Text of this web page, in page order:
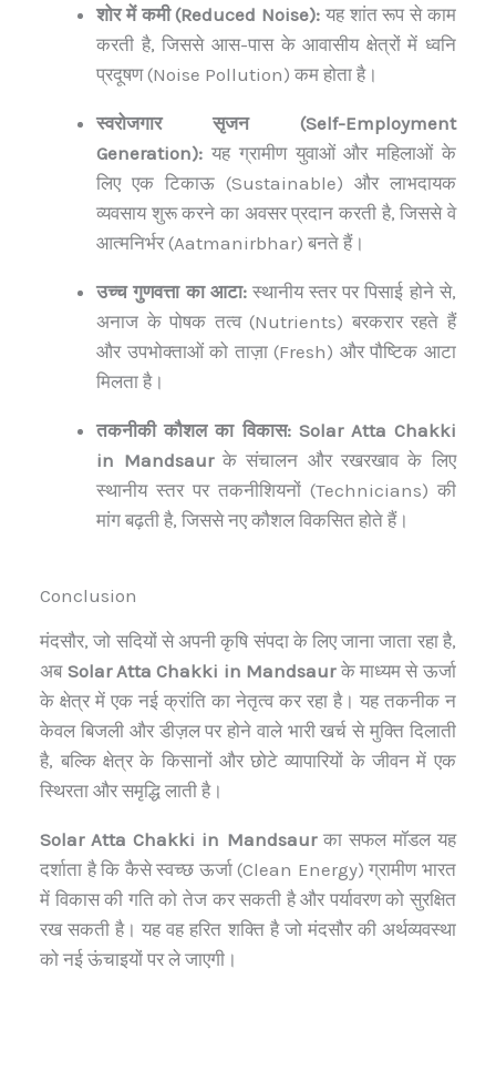
शोर में कमी (Reduced Noise): यह शांत रूप से काम
करती है, जिससे आस-पास के आवासीय क्षेत्रों में ध्वनि
प्रदूषण (Noise Pollution) कम होता है।
स्वरोजगार सृजन (Self-Employment
Generation): यह ग्रामीण युवाओं और महिलाओं के
लिए एक टिकाऊ (Sustainable) और लाभदायक
व्यवसाय शुरू करने का अवसर प्रदान करती है, जिससे वे
आत्मनिर्भर (Aatmanirbhar) बनते हैं।
उच्च गुणवत्ता का आटा:स्थानीय स्तर पर पिसाई होने से,
अनाज के पोषक तत्व (Nutrients) बरकरार रहते हैं
और उपभोक्ताओं को ताज़ा (Fresh) और पौष्टिक आटा
मिलता है।
तकनीकी कौशल का विकास: Solar Atta Chakki
in Mandsaurके संचालन और रखरखाव के लिए
स्थानीय स्तर पर तकनीशियनों (Technicians) की
मांग बढ़ती है, जिससे नए कौशल विकसित होते हैं।
Conclusion
मंदसौर, जो सदियों से अपनी कृषि संपदा के लिए जाना जाता रहा है,
अब Solar Atta Chakki in Mandsaurके माध्यम से ऊर्जा
के क्षेत्र में एक नई क्रांति का नेतृत्व कर रहा है। यह तकनीक न
केवल बिजली और डीज़ल पर होने वाले भारी खर्च से मुक्ति दिलाती
है, बल्कि क्षेत्र के किसानों और छोटे व्यापारियों के जीवन में एक
स्थिरता और समृद्धि लाती है।
Solar Atta Chakki in Mandsaurका सफल मॉडल यह
दर्शाता है कि कैसे स्वच्छ ऊर्जा (Clean Energy) ग्रामीण भारत
में विकास की गति को तेज कर सकती है और पर्यावरण को सुरक्षित
रख सकती है। यह वह हरित शक्ति है जो मंदसौर की अर्थव्यवस्था
को नई ऊंचाइयों पर ले जाएगी।